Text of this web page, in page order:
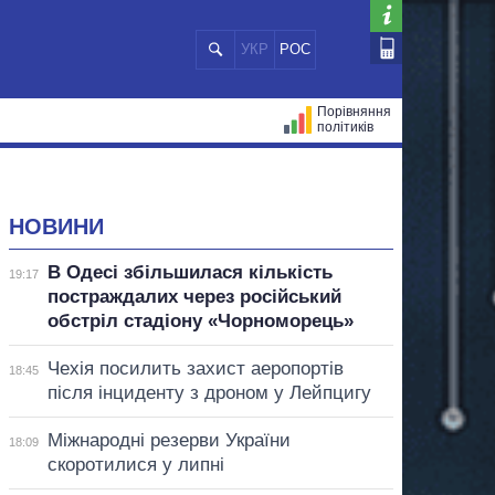
УКР РОС
Порівняння
політиків
НОВИНИ
19:17
В Одесі збільшилася кількість
постраждалих через російський
обстріл стадіону «Чорноморець»
18:45
Чехія посилить захист аеропортів
після інциденту з дроном у Лейпцигу
18:09
Міжнародні резерви України
скоротилися у липні